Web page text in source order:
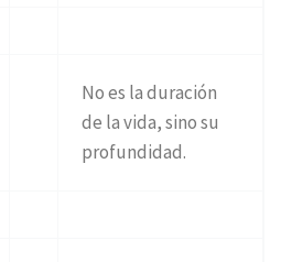
No es la duración
de la vida, sino su
profundidad.